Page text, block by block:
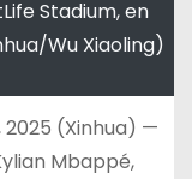
Stadium, en
Wu Xiaoling)
2025 (Xinhua) —
Mbappé,